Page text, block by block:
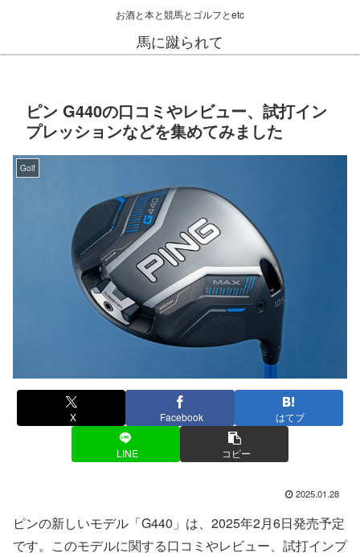
お酒と本と競馬とゴルフとetc
馬に蹴られて
ピン G440の口コミやレビュー、試打イン
プレッションなどを集めてみました
Golf
X Facebook はてブ
LINE コピー
2025.01.28
ピンの新しいモデル「G440」は、2025年2月6日発売予定
です。このモデルに関する口コミやレビュー、試打インプ